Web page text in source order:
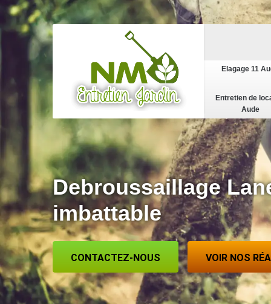
Elagage 11
Entretien de
Aude
Debroussaillage
imbattable
CONTACTEZ-NOUS VOIR NOS